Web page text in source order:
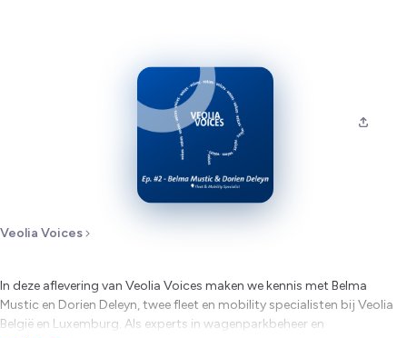
Veolia Voices
In deze aflevering van Veolia Voices maken we kennis met Belma
Mustic en Dorien Deleyn, twee fleet en mobility specialisten bij Veolia
België en Luxemburg. Als experts in wagenparkbeheer en